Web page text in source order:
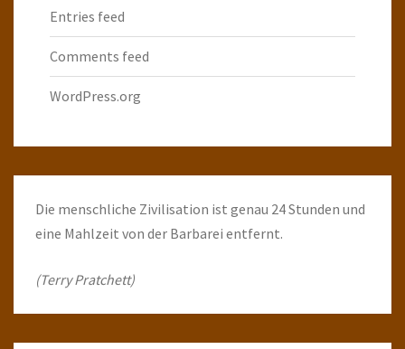
Entries feed
Comments feed
WordPress.org
Die menschliche Zivilisation ist genau 24 Stunden und
eine Mahlzeit von der Barbarei entfernt.
(Terry Pratchett)